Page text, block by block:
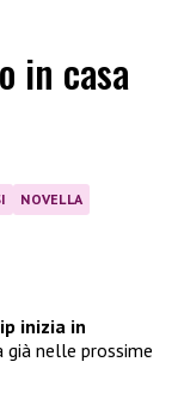
in casa
NOVELLA
inizia in
già nelle prossime